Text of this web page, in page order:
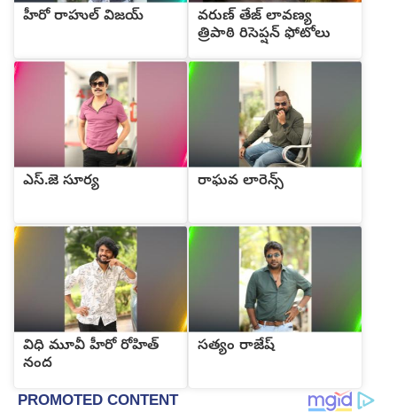
హీరో రాహుల్ విజయ్
వరుణ్ తేజ్ లావణ్య
త్రిపాఠి రిసెప్షన్ ఫోటోలు
ఎస్.జె సూర్య రాఘవ లారెన్స్
విధి మూవీ హీరో రోహిత్
నంద
సత్యం రాజేష్